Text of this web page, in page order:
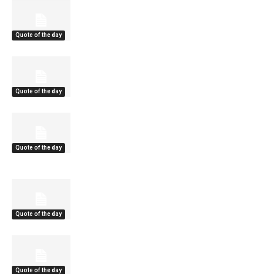
Quote of the day
Quote of the day
Quote of the day
Quote of the day
Quote of the day